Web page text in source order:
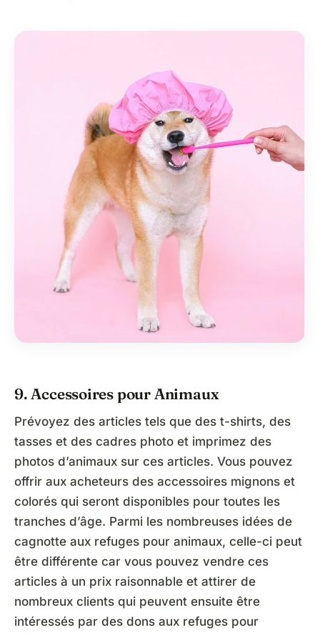
9. Accessoires pour Animaux
Prévoyez des articles tels que des t-shirts, des
tasses et des cadres photo et imprimez des
photos d’animaux sur ces articles. Vous pouvez
offrir aux acheteurs des accessoires mignons et
colorés qui seront disponibles pour toutes les
tranches d’âge. Parmi les nombreuses idées de
cagnotte aux refuges pour animaux, celle-ci peut
être différente car vous pouvez vendre ces
articles à un prix raisonnable et attirer de
nombreux clients qui peuvent ensuite être
intéressés par des dons aux refuges pour